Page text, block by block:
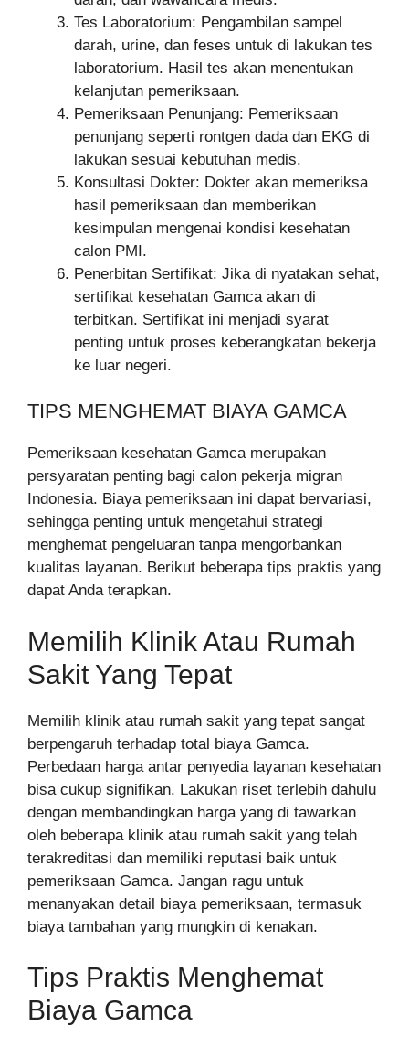
Tes Laboratorium: Pengambilan sampel
darah, urine, dan feses untuk di lakukan tes
laboratorium. Hasil tes akan menentukan
kelanjutan pemeriksaan.
Pemeriksaan Penunjang: Pemeriksaan
penunjang seperti rontgen dada dan EKG di
lakukan sesuai kebutuhan medis.
Konsultasi Dokter: Dokter akan memeriksa
hasil pemeriksaan dan memberikan
kesimpulan mengenai kondisi kesehatan
calon PMI.
Penerbitan Sertifikat: Jika di nyatakan sehat,
sertifikat kesehatan Gamca akan di
terbitkan. Sertifikat ini menjadi syarat
penting untuk proses keberangkatan bekerja
ke luar negeri.
TIPS MENGHEMAT BIAYA GAMCA
Pemeriksaan kesehatan Gamca merupakan
persyaratan penting bagi calon pekerja migran
Indonesia. Biaya pemeriksaan ini dapat bervariasi,
sehingga penting untuk mengetahui strategi
menghemat pengeluaran tanpa mengorbankan
kualitas layanan. Berikut beberapa tips praktis yang
dapat Anda terapkan.
Memilih Klinik Atau Rumah
Sakit Yang Tepat
Memilih klinik atau rumah sakit yang tepat sangat
berpengaruh terhadap total biaya Gamca.
Perbedaan harga antar penyedia layanan kesehatan
bisa cukup signifikan. Lakukan riset terlebih dahulu
dengan membandingkan harga yang di tawarkan
oleh beberapa klinik atau rumah sakit yang telah
terakreditasi dan memiliki reputasi baik untuk
pemeriksaan Gamca. Jangan ragu untuk
menanyakan detail biaya pemeriksaan, termasuk
biaya tambahan yang mungkin di kenakan.
Tips Praktis Menghemat
Biaya Gamca